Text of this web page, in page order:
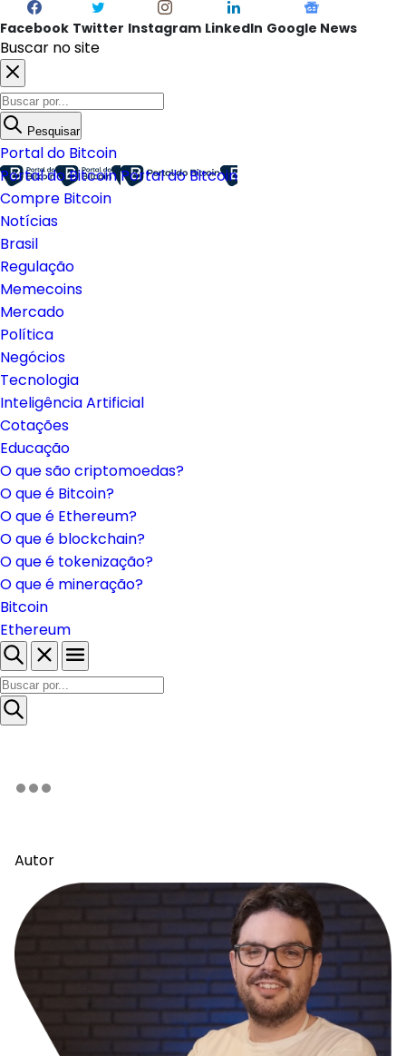
Facebook Twitter Instagram LinkedIn Google News
Buscar no site
Pesquisar
Portal do Bitcoin
Portal do BitcoinPortal do Bitcoin
Compre Bitcoin
Notícias
Brasil
Regulação
Memecoins
Mercado
Política
Negócios
Tecnologia
Inteligência Artificial
Cotações
Educação
O que são criptomoedas?
O que é Bitcoin?
O que é Ethereum?
O que é blockchain?
O que é tokenização?
O que é mineração?
Bitcoin
Ethereum
Autor